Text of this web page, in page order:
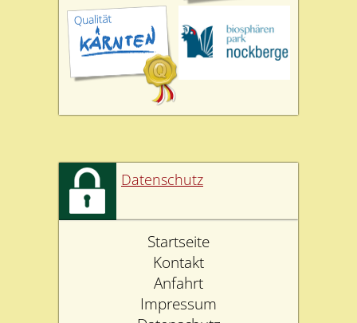
Datenschutz
Startseite
Kontakt
Anfahrt
Impressum